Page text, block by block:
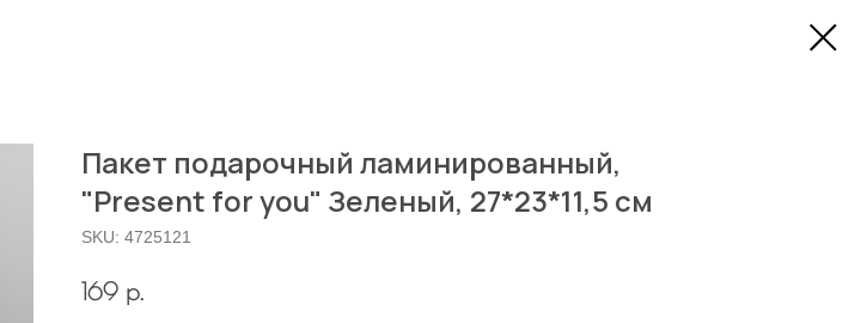
Пакет подарочный ламинированный,
"Present for you" Зеленый, 27*23*11,5 см
SKU: 4725121
169 р.